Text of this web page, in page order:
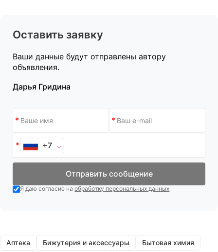
Оставить заявку
Ваши данные будут отправлены автору
объявления.
Дарья Гридина
+7
Отправить сообщение
Я даю согласие наобработку персональных данных
Аптека Бижутерия и аксессуары
Бытовая химия